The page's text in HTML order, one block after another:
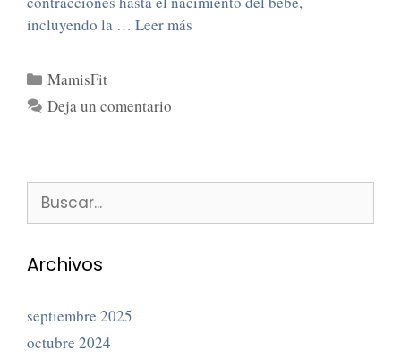
incluyendo la … Leer más
MamisFit
Deja un comentario
Archivos
septiembre 2025
octubre 2024